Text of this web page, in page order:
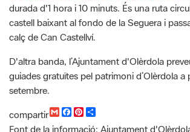
D'altra banda, l’Ajuntament d'Olèrdola
guiades gratuïtes pel patrimoni d’Olèrdola a
setembre.
compartir
G
m
F
a
b
o
o
P
i
e
r
e
C
o
t
Font de la informació: Ajuntament d'Olèrdola
Categoria: Olèrdola, general,